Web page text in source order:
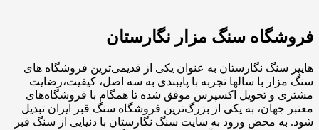
فروشگاه سنگ مزار نگارستان
هایپر سنگ نگارستان به عنوان یکی از قدیمی‌ترین فروشگاه های
سنگ مزار با سالها تجربه با پایبندی به سه اصل، کیفیت،رضایت
مشتری و تحویل اکسپرس موفق شده تا همگام با فروشگاه‌های
معتبر جهان، به یکی از بزرگ‌ترین فروشگاه سنگ قبر ایران تبدیل
شود. به محض ورود به سایت سنگ نگارستان با دنیایی از سنگ قبر